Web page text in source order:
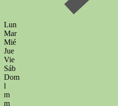
Lun
Mar
Mié
Jue
Vie
Sáb
Dom
l
m
m